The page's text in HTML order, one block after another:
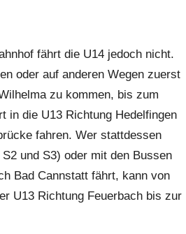
fährt die U14 jedoch nicht.
oder auf anderen Wegen zuerst
zu kommen, bis zum
in die U13 Richtung Hedelfingen
fahren. Wer stattdessen
und S3) oder mit den Bussen
Bad Cannstatt fährt, kann von
U13 Richtung Feuerbach bis zur